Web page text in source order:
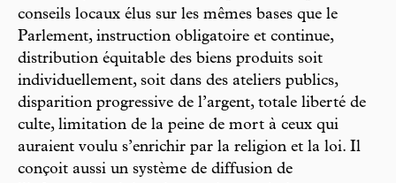
conseils locaux élus sur les mêmes bases que le
Parlement, instruction obligatoire et continue,
distribution équitable des biens produits soit
individuellement, soit dans des ateliers publics,
disparition progressive de l’argent, totale liberté de
culte, limitation de la peine de mort à ceux qui
auraient voulu s’enrichir par la religion et la loi. Il
conçoit aussi un système de diffusion de